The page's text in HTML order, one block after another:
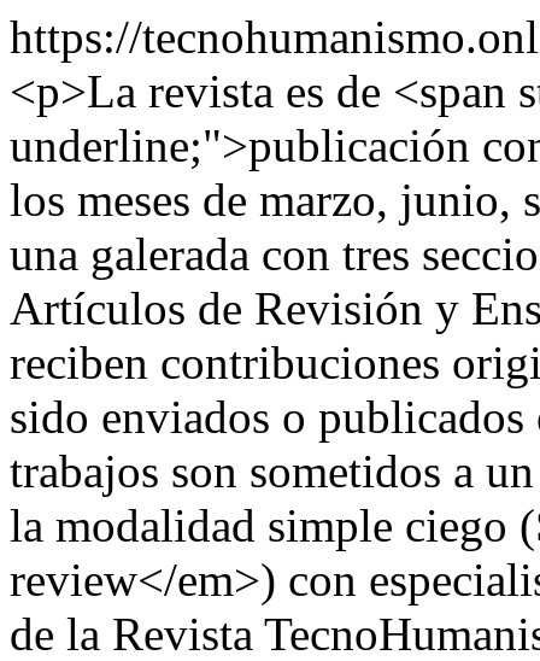
https://
<p>La revista es de <span
underline;">publicación
los meses de marzo, junio,
una galerada con tres
Artículos de Revisión y
reciben contribuciones
sido enviados o publicados
trabajos son sometidos a
la modalidad simple ciego
review</em>) con
de la Revista